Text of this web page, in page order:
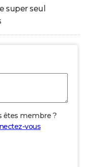
super seul
êtes membre ?
vous